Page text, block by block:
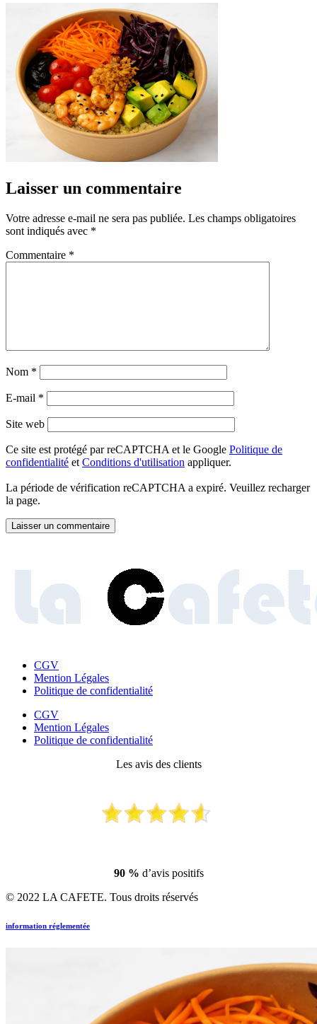
Laisser un commentaire
Votre adresse e-mail ne sera pas publiée. Les champs obligatoires
sont indiqués avec *
Commentaire *
Nom *
E-mail *
Site web
Ce site est protégé par reCAPTCHA et le Google Politique de
confidentialité et Conditions d'utilisation appliquer.
La période de vérification reCAPTCHA a expiré. Veuillez recharger
la page.
CGV
Mention Légales
Politique de confidentialité
CGV
Mention Légales
Politique de confidentialité
Les avis des clients
90 % d’avis positifs
© 2022 LA CAFETE. Tous droits réservés
information réglementée